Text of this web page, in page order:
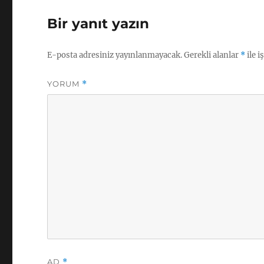
Bir yanıt yazın
E-posta adresiniz yayınlanmayacak.Gerekli alanlar *ile
YORUM *
AD *